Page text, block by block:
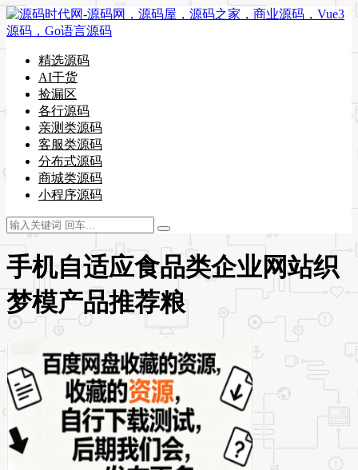
精选源码
AI干货
捡漏区
各行源码
亲测类源码
客服类源码
分布式源码
商城类源码
小程序源码
手机自适应食品类企业网站织
梦模产品推荐粮